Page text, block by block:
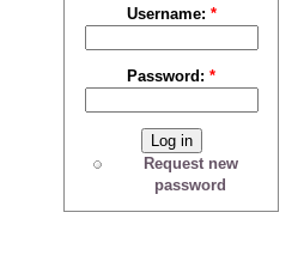
Username: *
Password:*
Request new
password